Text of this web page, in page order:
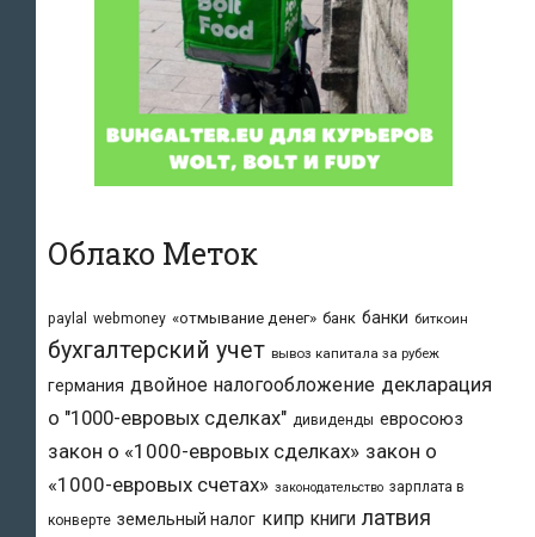
Облако Меток
paylal webmoney «отмывание денег» банк банки биткоин
бухгалтерский учет вывоз капитала за рубеж
германия двойное налогообложение декларация
о "1000-евровых сделках" дивиденды евросоюз
закон о «1000-евровых сделках» закон о
«1000-евровых счетах» законодательство зарплата в
конверте земельный налог кипр книги латвия